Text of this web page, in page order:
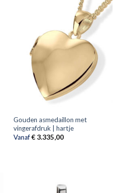
Gouden asmedaillon met
vingerafdruk | hartje
Vanaf€3.335,00